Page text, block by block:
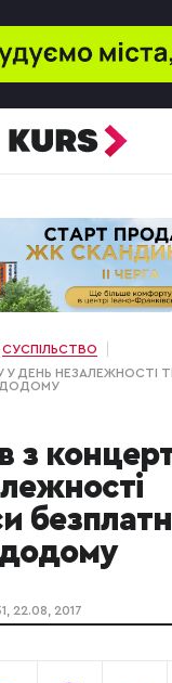
СУСПІЛЬСТВО
У ДЕНЬ НЕЗАЛЕЖНОСТІ
ДОДОМУ
з
додому
22.08, 2017